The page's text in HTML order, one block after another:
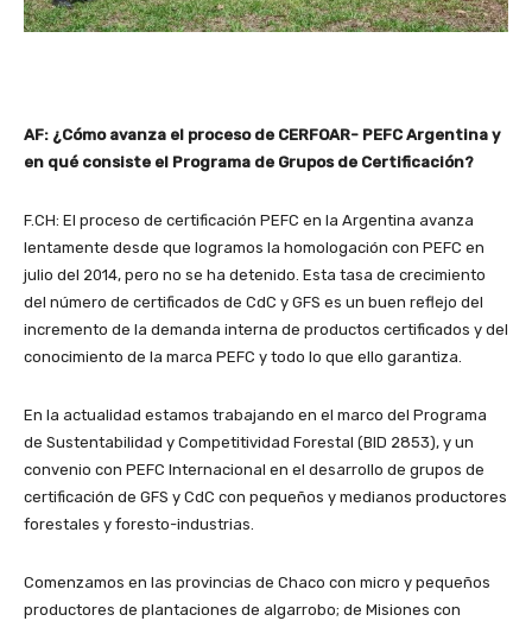
AF: ¿Cómo avanza el proceso de CERFOAR- PEFC Argentina y
en qué consiste el Programa de Grupos de Certificación?
F.CH: El proceso de certificación PEFC en la Argentina avanza
lentamente desde que logramos la homologación con PEFC en
julio del 2014, pero no se ha detenido. Esta tasa de crecimiento
del número de certificados de CdC y GFS es un buen reflejo del
incremento de la demanda interna de productos certificados y del
conocimiento de la marca PEFC y todo lo que ello garantiza.
En la actualidad estamos trabajando en el marco del Programa
de Sustentabilidad y Competitividad Forestal (BID 2853), y un
convenio con PEFC Internacional en el desarrollo de grupos de
certificación de GFS y CdC con pequeños y medianos productores
forestales y foresto-industrias.
Comenzamos en las provincias de Chaco con micro y pequeños
productores de plantaciones de algarrobo; de Misiones con